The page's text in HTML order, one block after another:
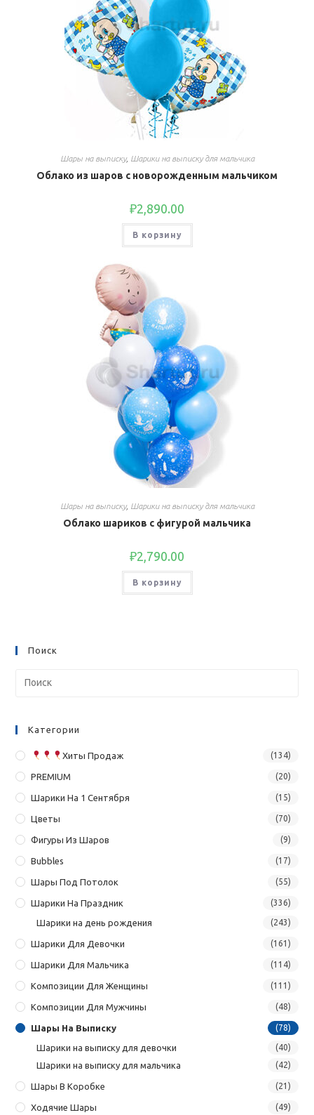
Шары на выписку, Шарики на выписку для мальчика
Облако из шаров с новорожденным мальчиком
₽2,890.00
В корзину
Шары на выписку, Шарики на выписку для мальчика
Облако шариков с фигурой мальчика
₽2,790.00
В корзину
Поиск
Категории
Хиты Продаж (134)
PREMIUM (20)
Шарики На 1 Сентября (15)
Цветы (70)
Фигуры Из Шаров (9)
Bubbles (17)
Шары Под Потолок (55)
Шарики На Праздник (336)
Шарики на день рождения (243)
Шарики Для Девочки (161)
Шарики Для Мальчика (114)
Композиции Для Женщины (111)
Композиции Для Мужчины (48)
Шары На Выписку (78)
Шарики на выписку для девочки (40)
Шарики на выписку для мальчика (42)
Шары В Коробке (21)
Ходячие Шары (49)